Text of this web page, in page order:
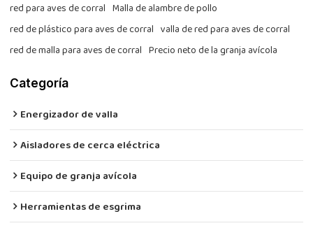
red para aves de corral Malla de alambre de pollo
red de plástico para aves de corral valla de red para aves de corral
red de malla para aves de corral Precio neto de la granja avícola
Categoría
Energizador de valla
Aisladores de cerca eléctrica
Equipo de granja avícola
Herramientas de esgrima